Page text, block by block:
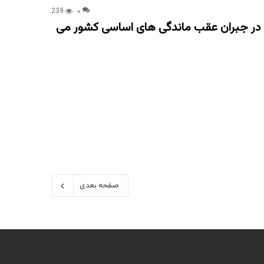
۰ 239
جبران عقب ماندگی های اساسی کشور می
صفحه بعدی